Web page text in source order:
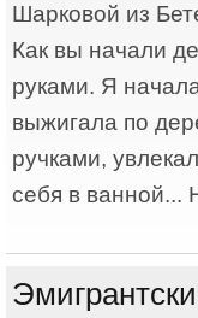
Шaрковой из
Как вы начали
руками. Я
выжигала по
ручками,
себя в ванной...